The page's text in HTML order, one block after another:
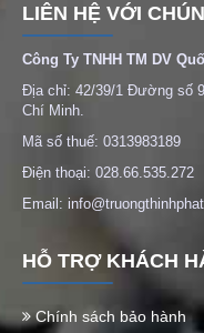
LIÊN HỆ VỚI
Công Ty TNHH TM DV
Địa chỉ: 42/39/1 Đường số
Chí Minh.
Mã số thuế: 0313983189
Điện thoại: 028.66.535.272
Email:
HỖ TRỢ KHÁCH
Chính sách bảo hành